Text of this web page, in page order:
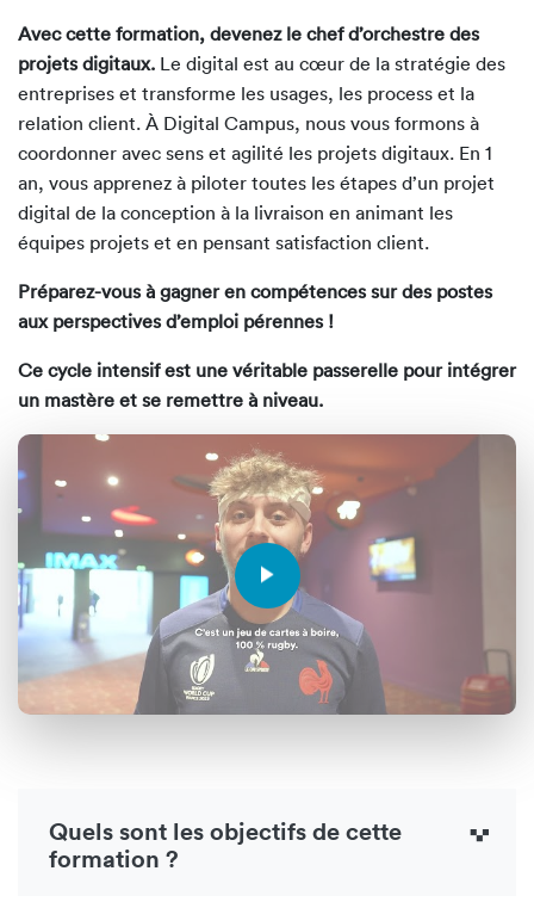
Avec cette formation, devenez le chef d’orchestre des
projets digitaux. Le digital est au cœur de la stratégie des
entreprises et transforme les usages, les process et la
relation client. À Digital Campus, nous vous formons à
coordonner avec sens et agilité les projets digitaux. En 1
an, vous apprenez à piloter toutes les étapes d’un projet
digital de la conception à la livraison en animant les
équipes projets et en pensant satisfaction client.
Préparez-vous à gagner en compétences sur des postes
aux perspectives d’emploi pérennes !
Ce cycle intensif est une véritable passerelle pour intégrer
un mastère et se remettre à niveau.
Quels sont les objectifs de cette
formation ?